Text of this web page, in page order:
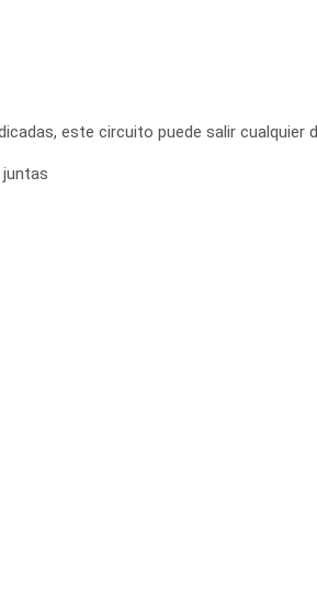
este circuito puede salir cualquier
juntas